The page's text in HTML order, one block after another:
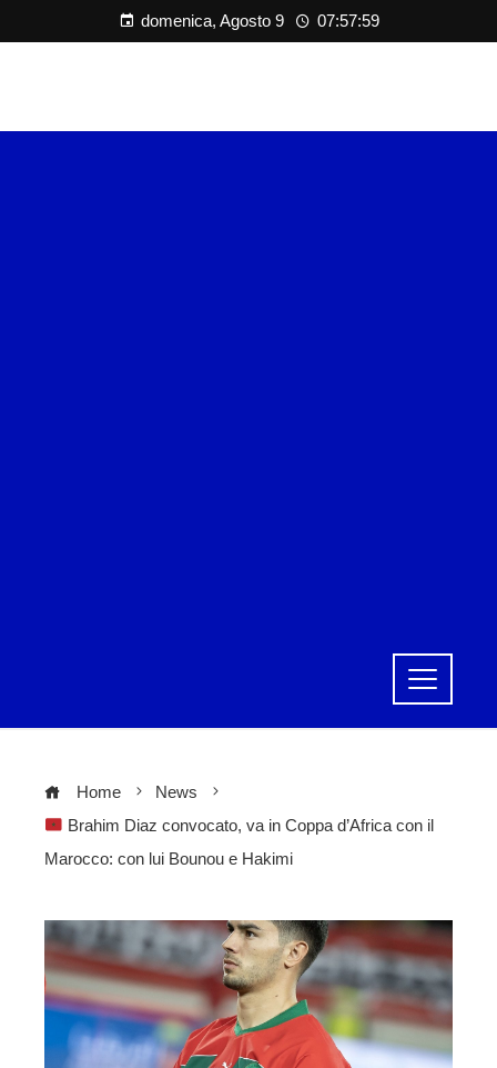
domenica, Agosto 9 07:58:00
Home
News
Brahim Diaz convocato, va in Coppa d’Africa con il
Marocco: con lui Bounou e Hakimi